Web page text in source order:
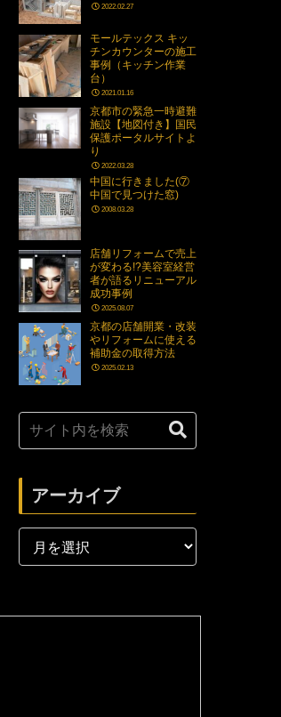
2022.02.27
モールテックス キッ
チンカウンターの施工
事例（キッチン作業
台）
2021.01.16
京都市の緊急一時避難
施設【地図付き】国民
保護ポータルサイトよ
り
2022.03.28
中国に行きました(⑦
中国で見つけた窓)
2008.03.28
店舗リフォームで売上
が変わる!?美容室経営
者が語るリニューアル
成功事例
2025.08.07
京都の店舗開業・改装
やリフォームに使える
補助金の取得方法
2025.02.13
アーカイブ